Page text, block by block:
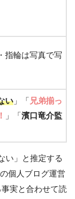
指輪は写真で写
い 」「 兄弟揃っ
」「 濱口竜介監
い」と推定する
個人ブログ運営
実と合わせて読